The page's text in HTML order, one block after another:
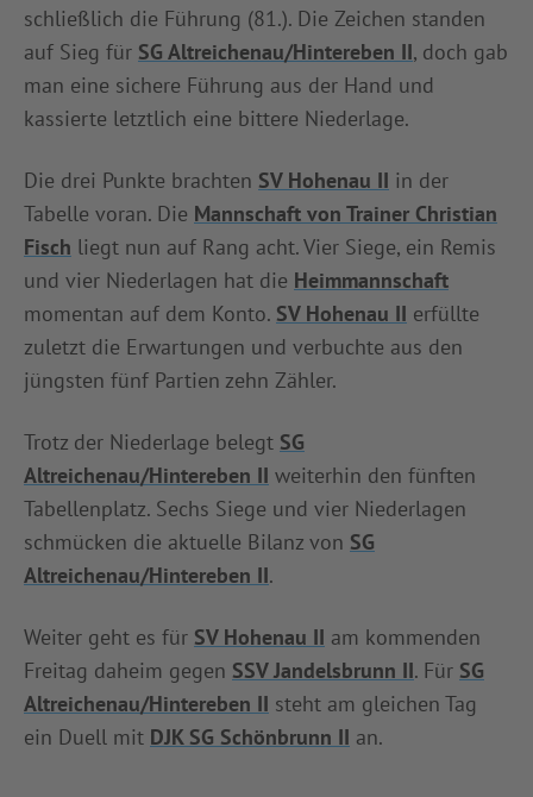
schließlich die Führung (81.). Die Zeichen standen
auf Sieg für SG Altreichenau/Hintereben II, doch gab
man eine sichere Führung aus der Hand und
kassierte letztlich eine bittere Niederlage.
Die drei Punkte brachten SV Hohenau II in der
Tabelle voran. Die Mannschaft von Trainer Christian
Fisch liegt nun auf Rang acht. Vier Siege, ein Remis
und vier Niederlagen hat die Heimmannschaft
momentan auf dem Konto. SV Hohenau II erfüllte
zuletzt die Erwartungen und verbuchte aus den
jüngsten fünf Partien zehn Zähler.
Trotz der Niederlage belegt SG
Altreichenau/Hintereben II weiterhin den fünften
Tabellenplatz. Sechs Siege und vier Niederlagen
schmücken die aktuelle Bilanz von SG
Altreichenau/Hintereben II.
Weiter geht es für SV Hohenau II am kommenden
Freitag daheim gegen SSV Jandelsbrunn II. Für SG
Altreichenau/Hintereben II steht am gleichen Tag
ein Duell mit DJK SG Schönbrunn II an.